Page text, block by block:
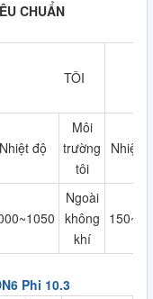
CHUẨN
TÔI
Nhiệt độ
Môi
trường
tôi
Nhiệt
Ngoài
không
khí
Phi 10.3